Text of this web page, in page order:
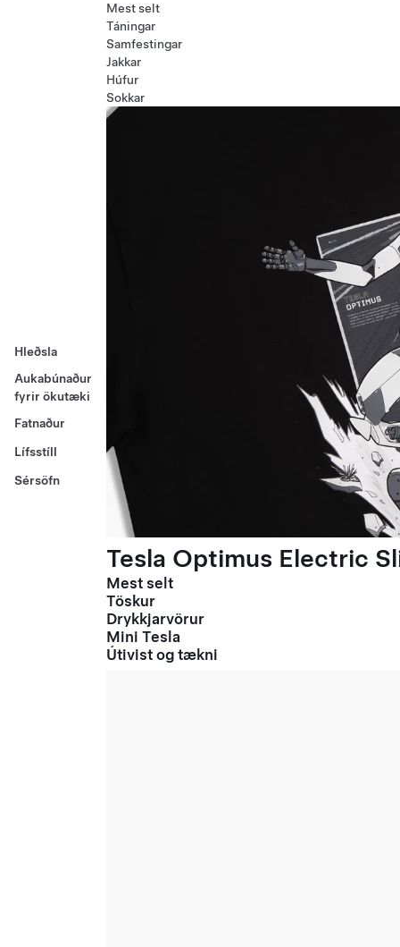
Hleðsla
Aukabúnaður
fyrir ökutæki
Fatnaður
Lífsstíll
Sérsöfn
Mest selt
Táningar
Samfestingar
Jakkar
Húfur
Sokkar
Tesla Optimus Electric
Mest selt
Töskur
Drykkjarvörur
Mini Tesla
Útivist og tækni